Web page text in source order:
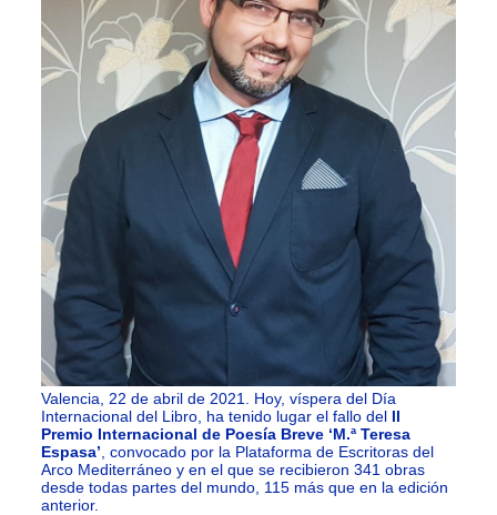
Valencia, 22 de abril de 2021. Hoy, víspera del Día
Internacional del Libro, ha tenido lugar el fallo del II
Premio Internacional de Poesía Breve ‘M.ª Teresa
Espasa’ , convocado por la Plataforma de Escritoras del
Arco Mediterráneo y en el que se recibieron 341 obras
desde todas partes del mundo, 115 más que en la edición
anterior.